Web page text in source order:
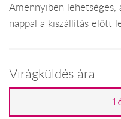
Amennyiben lehetséges,
nappal a kiszállítás előtt
Virágküldés ára